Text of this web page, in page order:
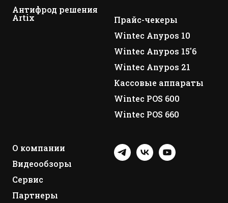
Антифрод решения
Artix
Прайс-чекеры
Wintec Anypos 10
Wintec Anypos 15'6
Wintec Anypos 21
Кассовые аппараты
Wintec POS 600
Wintec POS 660
О компании
Видеообзоры
Сервис
Партнеры